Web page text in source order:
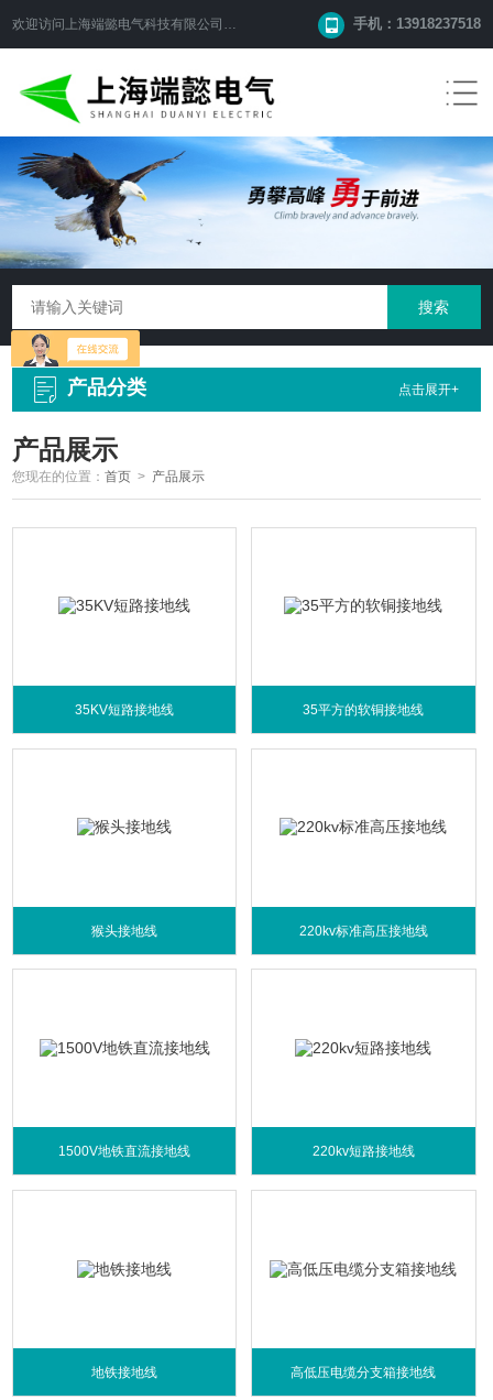
欢迎访问 上海端懿电气科技有限公司 网站！ 手机：13918237518
产品分类 点击展开+
产品展示
您现在的位置：首页 > 产品展示
35KV短路接地线 35平方的软铜接地线
猴头接地线 220kv标准高压接地线
1500V地铁直流接地线 220kv短路接地线
地铁接地线 高低压电缆分支箱接地线